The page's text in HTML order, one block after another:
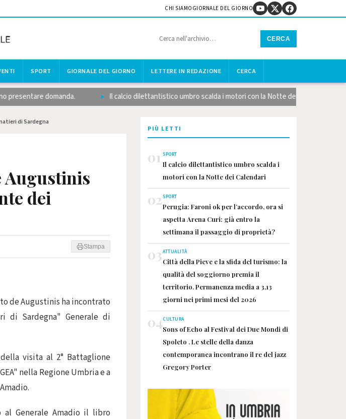
CHI SIAMO GIORNALE DEL GIORNO
CERCA
SPORT GIORNALE DEL GIORNO LETTERE IN REDAZIONE CERCA
domanda. Il calcio dilettantistico umbro scalda i motori con la Notte dei Calendari
di Sardegna
Augustinis
dei
Stampa
de Augustinis ha incontrato
di Sardegna" Generale di
visita al 2° Battaglione
nella Regione Umbria e a
Generale Amadio il libro
PIÙ LETTI
01 SPORT
Il calcio dilettantistico umbro scalda i
motori con la Notte dei Calendari
02SPORT
Perugia: Faroni ok per l’accordo, ora si
aspetta Arena Curi: già entro la
settimana il passaggio di proprietà?
03ATTUALITÀ
Città della Pieve e la sfida del turismo: la
qualità del soggiorno premia il
territorio. Permanenza media a 3,13
giorni nei primi mesi del 2026
04CULTURA
Sons of Echo al Festival dei Due Mondi di
Spoleto . Le stelle della danza
contemporanea incontrano il re del jazz
Gregory Porter